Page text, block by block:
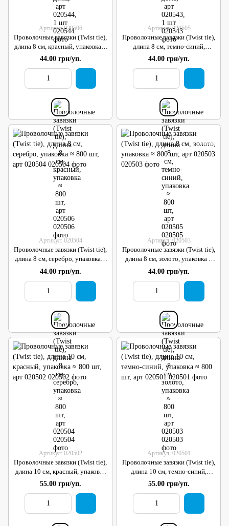
Артикул: 020506
Проволочные завязки (Twist tie),
длина 8 см, красный, упаковка ≈
800 шт, арт 020506
44.00 грн/уп.
Артикул: 020505
Проволочные завязки (Twist tie),
длина 8 см, темно-синий,
упаковка ≈ 800 шт, арт 020505
44.00 грн/уп.
Артикул: 020504
Проволочные завязки (Twist tie),
длина 8 см, серебро, упаковка ≈
800 шт, арт 020504
44.00 грн/уп.
Артикул: 020503
Проволочные завязки (Twist tie),
длина 8 см, золото, упаковка ≈
800 шт, арт 020503
44.00 грн/уп.
Артикул: 020502
Проволочные завязки (Twist tie),
длина 10 см, красный, упаковка
≈ 800 шт, арт 020502
55.00 грн/уп.
Артикул: 020501
Проволочные завязки (Twist tie),
длина 10 см, темно-синий,
упаковка ≈ 800 шт, арт 020501
55.00 грн/уп.